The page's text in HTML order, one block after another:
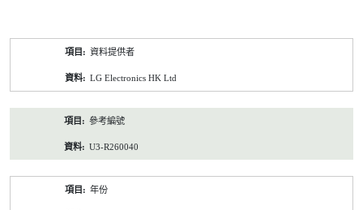
資料提供者
LG Electronics HK Ltd
參考編號
U3-R260040
年份